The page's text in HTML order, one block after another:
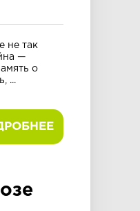
не так
—
о
...